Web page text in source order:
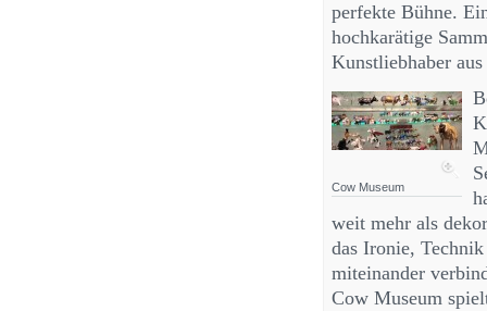
perfekte Bühne.
hochkarätige
Kunstliebhaber
Cow Museum
weit mehr als
das Ironie,
miteinander
Cow Museum